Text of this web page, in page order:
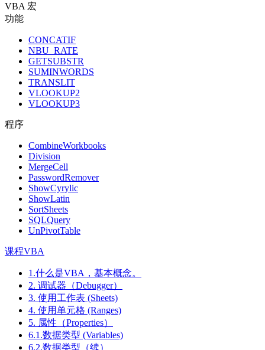
VBA 宏
功能
CONCATIF
NBU_RATE
GETSUBSTR
SUMINWORDS
TRANSLIT
VLOOKUP2
VLOOKUP3
程序
CombineWorkbooks
Division
MergeCell
PasswordRemover
ShowCyrylic
ShowLatin
SortSheets
SQLQuery
UnPivotTable
课程VBA
1.什么是VBA，基本概念。
2. 调试器（Debugger）
3. 使用工作表 (Sheets)
4. 使用单元格 (Ranges)
5. 属性（Properties）
6.1.数据类型 (Variables)
6.2.数据类型（续）